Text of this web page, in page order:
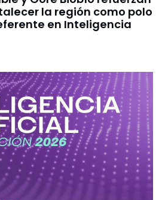
la región como polo
en Inteligencia